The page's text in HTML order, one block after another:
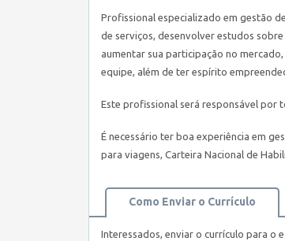
Profissional especializado em gestão
de serviços, desenvolver estudos
aumentar sua participação no
equipe, além de ter espírito
Este profissional será responsável por
É necessário ter boa experiência em
para viagens, Carteira Nacional de
Como Enviar o Currículo
Interessados, enviar o currículo para o